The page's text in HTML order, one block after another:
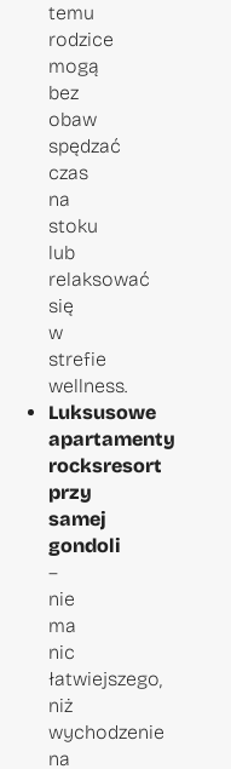
temu
rodzice
mogą
bez
obaw
spędzać
czas
na
stoku
lub
relaksować
się
w
strefie
wellness.
Luksusowe
apartamenty
rocksresort
przy
samej
gondoli
–
nie
ma
nic
łatwiejszego,
niż
wychodzenie
na